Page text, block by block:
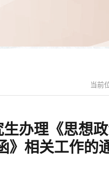
当前
办理《思想
》相关工作的